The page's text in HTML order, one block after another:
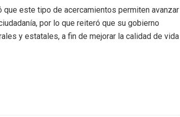
este tipo de acercamientos permiten avanzar
por lo que reiteró que su gobierno
y estatales, a fin de mejorar la calidad de vida